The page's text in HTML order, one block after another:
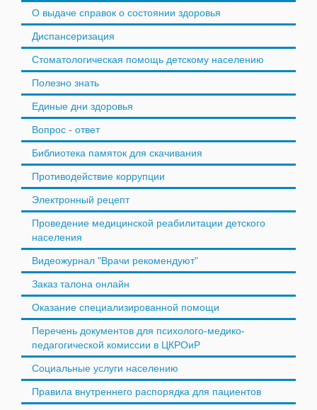
О выдаче справок о состоянии здоровья
Диспансеризация
Стоматологическая помощь детскому населению
Полезно знать
Единые дни здоровья
Вопрос - ответ
Библиотека памяток для скачивания
Противодействие коррупции
Электронный рецепт
Проведение медицинской реабилитации детского
населения
Видеожурнал "Врачи рекомендуют"
Заказ талона онлайн
Оказание специализированной помощи
Перечень документов для психолого-медико-
педагогической комиссии в ЦКРОиР
Социальные услуги населению
Правила внутреннего распорядка для пациентов